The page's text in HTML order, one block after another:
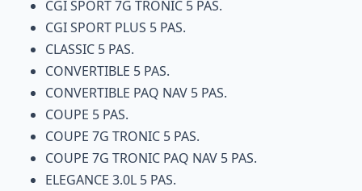
CGI SPORT 7G TRONIC 5 PAS.
CGI SPORT PLUS 5 PAS.
CLASSIC 5 PAS.
CONVERTIBLE 5 PAS.
CONVERTIBLE PAQ NAV 5 PAS.
COUPE 5 PAS.
COUPE 7G TRONIC 5 PAS.
COUPE 7G TRONIC PAQ NAV 5 PAS.
ELEGANCE 3.0L 5 PAS.